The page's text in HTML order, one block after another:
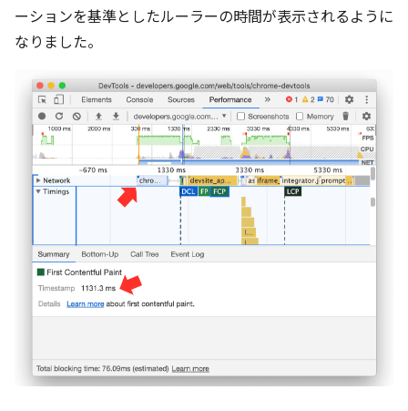
ーションを基準としたルーラーの時間が表示されるように
なりました。